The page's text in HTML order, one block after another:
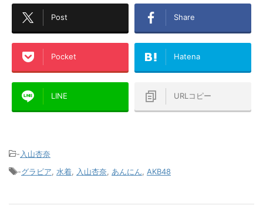
Post Share
Pocket Hatena
LINE URLコピー
-入山杏奈
-グラビア, 水着, 入山杏奈, あんにん, AKB48